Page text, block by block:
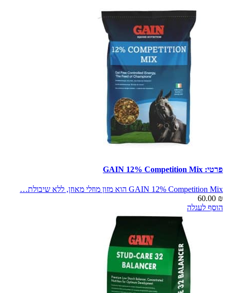
פרטי: GAIN 12% Competition Mix
GAIN 12% Competition Mix הוא מזון מוזלי מאוזן, ללא שיבולת…
60.00 ₪
הוסף לעגלה